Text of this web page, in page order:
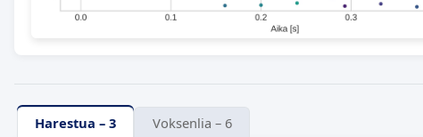
Harestua – 3 Voksenlia – 6